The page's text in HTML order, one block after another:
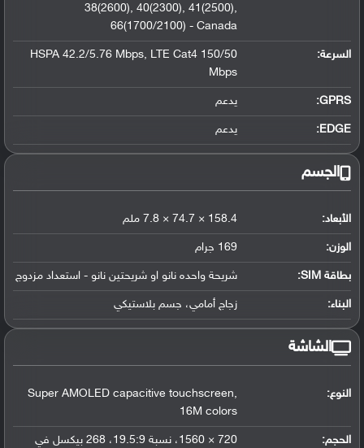
38(2600), 40(2300), 41(2500),
66(1700/2100) - Canada
السرعة:
HSPA 42.2/5.76 Mbps, LTE Cat4 150/50
Mbps
GPRS: يدعم
EDGE: يدعم
الجسم
الأبعاد: 158.4 × 74.7 × 7.8 ملم
الوزن: 169 جرام
بطاقة SIM: شريحة واحده نانو او شريحتين نانو - استعداد مزدوج
البناء: زجاج أمامي، جسم بلاستيكي
الشاشة
النوع:
Super AMOLED capacitive touchscreen,
16M colors
الحجم:
720 × 1560، نسبة 19.5:9، 268 بيكسل في